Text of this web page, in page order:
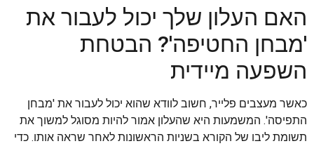
האם העלון שלך יכול לעבור את
'מבחן החטיפה'? הבטחת
השפעה מיידית
כאשר מעצבים פלייר, חשוב לוודא שהוא יכול לעבור את 'מבחן
התפיסה'. המשמעות היא שהעלון אמור להיות מסוגל למשוך את
תשומת ליבו של הקורא בשניות הראשונות לאחר שראה אותו. כדי